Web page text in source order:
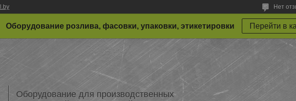
Нет
Оборудование розлива, фасовки, упаковки, этикетировки Перейти в
Оборудование для производственных